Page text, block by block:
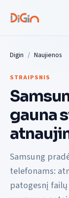
Digin Naujienos
STRAIPSNIS
gauna
Samsung
telefonams:
patogesnį